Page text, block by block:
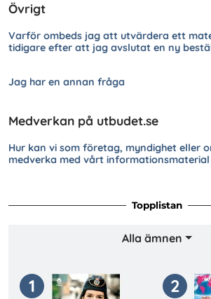
Övrigt
Varför ombeds jag att utvärdera ett
tidigare efter att jag avslutat en ny
Jag har en annan fråga
Medverkan på utbudet.se
Hur kan vi som företag, myndighet eller
medverka med vårt
Topplistan
Alla ämnen
1 2